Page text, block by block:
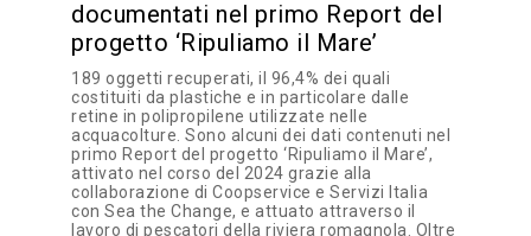
documentati nel primo Report del
progetto ‘Ripuliamo il Mare’
189 oggetti recuperati, il 96,4% dei quali
costituiti da plastiche e in particolare dalle
retine in polipropilene utilizzate nelle
acquacolture. Sono alcuni dei dati contenuti nel
primo Report del progetto ‘Ripuliamo il Mare’,
attivato nel corso del 2024 grazie alla
collaborazione di Coopservice e Servizi Italia
con Sea the Change, e attuato attraverso il
lavoro di pescatori della riviera romagnola. Oltre